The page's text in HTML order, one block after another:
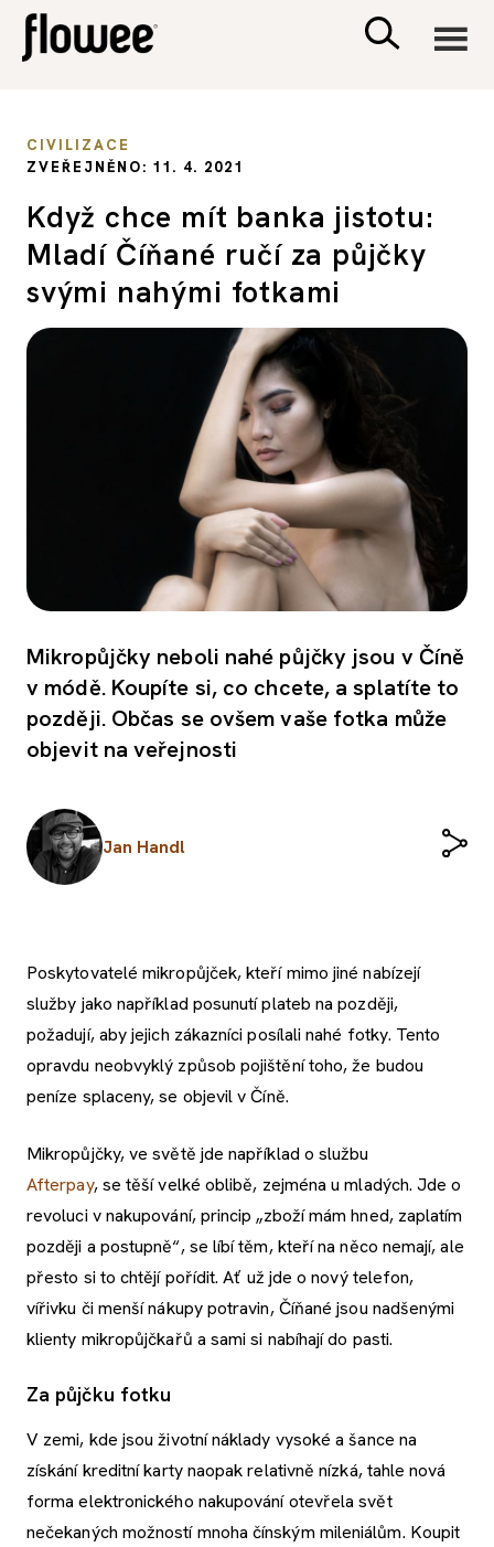
PSYCHOLOGIE
SEX A VZTAHY
PORADNA
CIVILIZACE
ZVEŘEJNĚNO: 11. 4. 2021
Když chce mít banka jistotu:
Mladí Číňané ručí za půjčky
svými nahými fotkami
Mikropůjčky neboli nahé půjčky jsou v Číně
v módě. Koupíte si, co chcete, a splatíte to
později. Občas se ovšem vaše fotka může
objevit na veřejnosti
Jan Handl
Poskytovatelé mikropůjček, kteří mimo jiné nabízejí
služby jako například posunutí plateb na později,
požadují, aby jejich zákazníci posílali nahé fotky. Tento
opravdu neobvyklý způsob pojištění toho, že budou
peníze splaceny, se objevil v Číně.
Mikropůjčky, ve světě jde například o službu
Afterpay, se těší velké oblibě, zejména u mladých. Jde o
revoluci v nakupování, princip „zboží mám hned, zaplatím
později a postupně“, se líbí těm, kteří na něco nemají, ale
přesto si to chtějí pořídit. Ať už jde o nový telefon,
vířivku či menší nákupy potravin, Číňané jsou nadšenými
klienty mikropůjčkařů a sami si nabíhají do pasti.
Za půjčku fotku
V zemi, kde jsou životní náklady vysoké a šance na
získání kreditní karty naopak relativně nízká, tahle nová
forma elektronického nakupování otevřela svět
nečekaných možností mnoha čínským mileniálům. Koupit